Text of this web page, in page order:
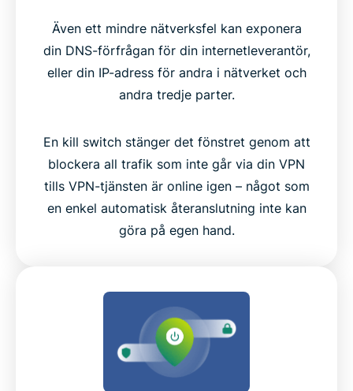
Även ett mindre nätverksfel kan exponera
din DNS-förfrågan för din internetleverantör,
eller din IP-adress för andra i nätverket och
andra tredje parter.
En kill switch stänger det fönstret genom att
blockera all trafik som inte går via din VPN
tills VPN-tjänsten är online igen – något som
en enkel automatisk återanslutning inte kan
göra på egen hand.